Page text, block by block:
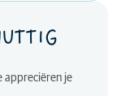
appreciëren je